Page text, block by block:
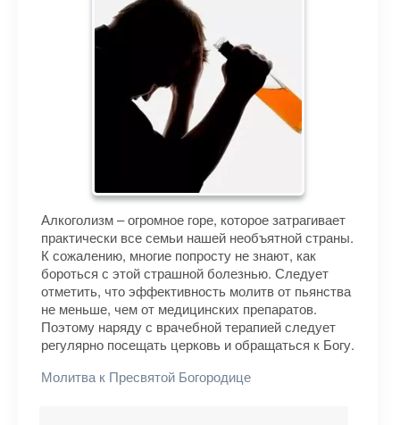
Алкоголизм – огромное горе, которое затрагивает
практически все семьи нашей необъятной страны.
К сожалению, многие попросту не знают, как
бороться с этой страшной болезнью. Следует
отметить, что эффективность молитв от пьянства
не меньше, чем от медицинских препаратов.
Поэтому наряду с врачебной терапией следует
регулярно посещать церковь и обращаться к Богу.
Молитва к Пресвятой Богородице